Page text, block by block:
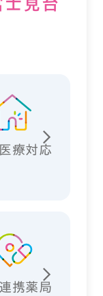
療対応
携薬局